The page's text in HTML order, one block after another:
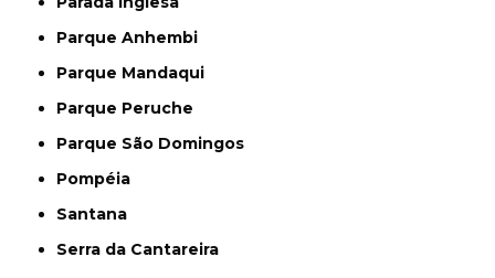
Parque Anhembi
Parque Mandaqui
Parque Peruche
Parque São Domingos
Pompéia
Santana
Serra da Cantareira